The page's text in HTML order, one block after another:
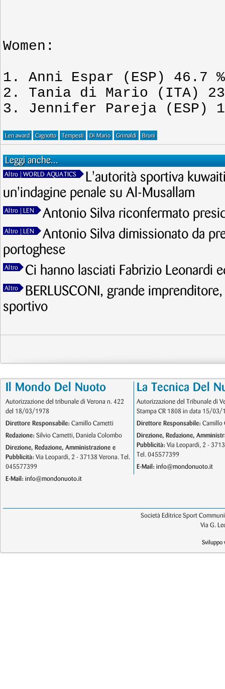
Women:
1. Anni Espar (ESP) 46.7 %
2. Tania di Mario (ITA)
3. Jennifer Pareja (ESP)
Len award Cagnotto Tempesti Di Mario Grimaldi Bruni
Leggi anche...
Altro | WORLD AQUATICS
L'autorità sportiva
un'indagine penale su Al-Musallam
Altro | LEN Antonio Silva riconfermato
Altro | LEN
Antonio Silva dimissionato da
portoghese
Altro Ci hanno lasciati Fabrizio Leonardi
Altro
BERLUSCONI, grande
sportivo
Il Mondo Del Nuoto
Autorizzazione del tribunale di Verona n. 422
del 18/03/1978
Direttore Responsabile: Camillo Cametti
Redazione: Silvio Cametti, Daniela Colombo
Direzione, Redazione, Amministrazione e
Pubblicità: Via Leopardi, 2 - 37138 Verona. Tel.
045577399
E-Mail: info@mondonuoto.it
La Tecnica Del
Autorizzazione del Tribunale di
Stampa CR 1808 in data 15/03/
Direttore Responsabile: Camillo
Direzione, Redazione,
Pubblicità: Via Leopardi, 2 -
Tel. 045577399
E-Mail: info@mondonuoto.it
Società Editrice Sport
Via G.
Sviluppo